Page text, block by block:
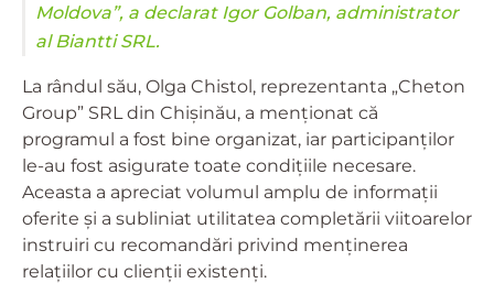
Moldova”, a declarat Igor Golban, administrator
al Biantti SRL.
La rândul său, Olga Chistol, reprezentanta „Cheton
Group” SRL din Chișinău, a menționat că
programul a fost bine organizat, iar participanților
le-au fost asigurate toate condițiile necesare.
Aceasta a apreciat volumul amplu de informații
oferite și a subliniat utilitatea completării viitoarelor
instruiri cu recomandări privind menținerea
relațiilor cu clienții existenți.